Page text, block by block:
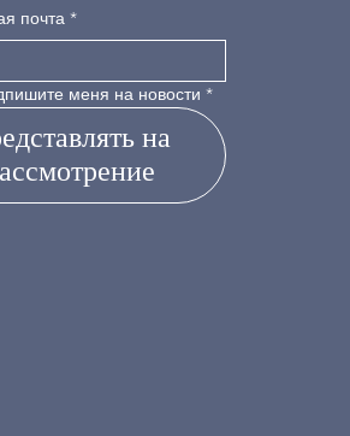
почта *
меня на новости *
на